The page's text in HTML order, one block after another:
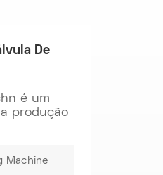
De
é um
produção
Machine